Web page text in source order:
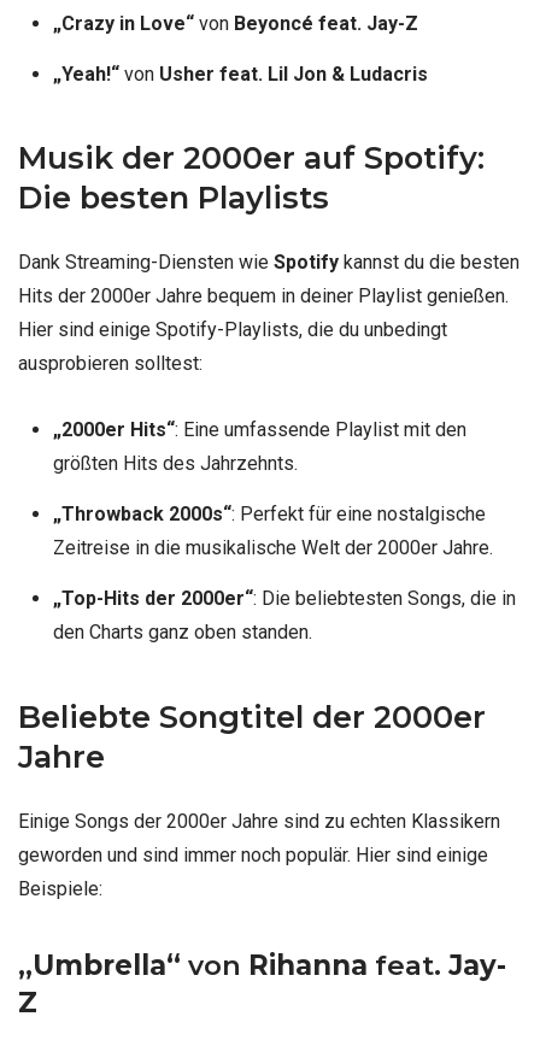
„Crazy in Love“von Beyoncé feat. Jay-Z
„Yeah!“von Usher feat. Lil Jon & Ludacris
Musik der 2000er auf Spotify:
Die besten Playlists
Dank Streaming-Diensten wie Spotify kannst du die besten
Hits der 2000er Jahre bequem in deiner Playlist genießen.
Hier sind einige Spotify-Playlists, die du unbedingt
ausprobieren solltest:
„2000er Hits“: Eine umfassende Playlist mit den
größten Hits des Jahrzehnts.
„Throwback 2000s“: Perfekt für eine nostalgische
Zeitreise in die musikalische Welt der 2000er Jahre.
„Top-Hits der 2000er“: Die beliebtesten Songs, die in
den Charts ganz oben standen.
Beliebte Songtitel der 2000er
Jahre
Einige Songs der 2000er Jahre sind zu echten Klassikern
geworden und sind immer noch populär. Hier sind einige
Beispiele:
„Umbrella“ von Rihanna feat. Jay-
Z